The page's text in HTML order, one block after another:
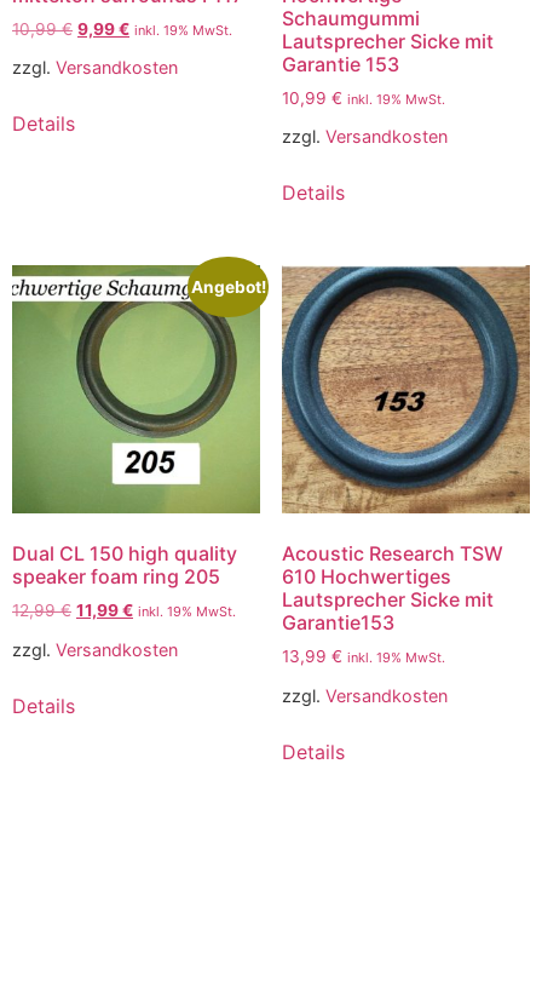
10,99€ 9,99€ inkl. 19% MwSt.
zzgl. Versandkosten
Details
Schaumgummi
Lautsprecher Sicke mit
Garantie 153
10,99 € inkl. 19% MwSt.
zzgl. Versandkosten
Details
Angebot!
Dual CL 150 high quality
speaker foam ring 205
12,99€ 11,99€ inkl. 19% MwSt.
zzgl. Versandkosten
Details
Acoustic Research TSW
610 Hochwertiges
Lautsprecher Sicke mit
Garantie153
13,99 € inkl. 19% MwSt.
zzgl. Versandkosten
Details